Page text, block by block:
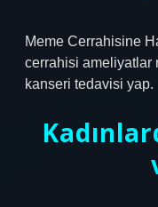
Meme Cerrahisine
cerrahisi ameliyatlar
kanseri tedavisi yap.